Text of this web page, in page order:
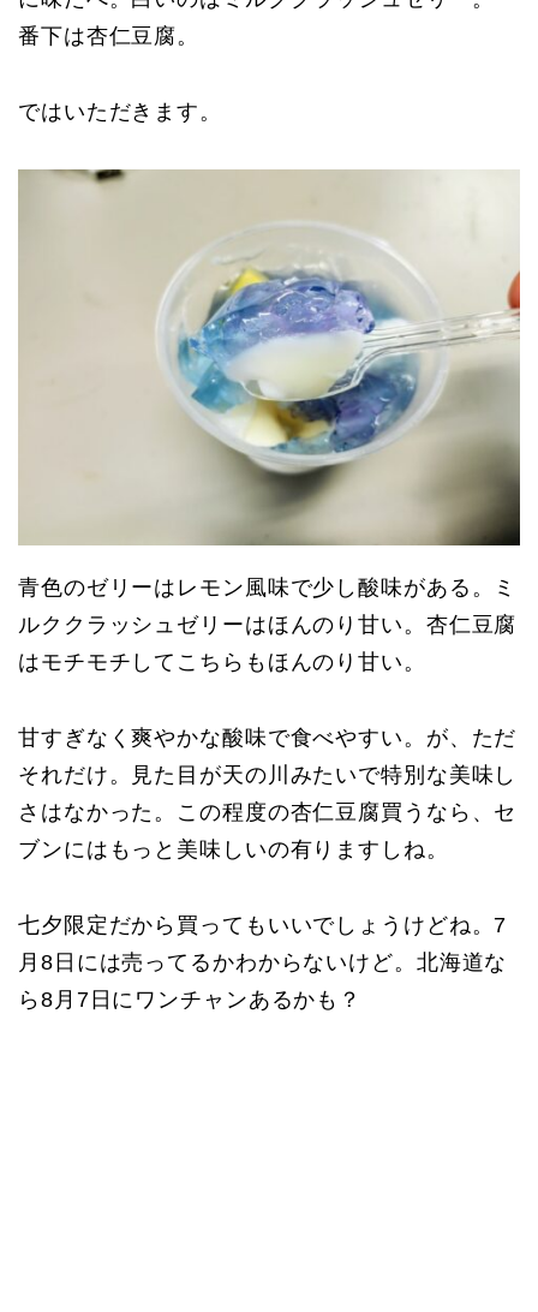
番下は杏仁豆腐。
ではいただきます。
青色のゼリーはレモン風味で少し酸味がある。ミ
ルククラッシュゼリーはほんのり甘い。杏仁豆腐
はモチモチしてこちらもほんのり甘い。
甘すぎなく爽やかな酸味で食べやすい。が、ただ
それだけ。見た目が天の川みたいで特別な美味し
さはなかった。この程度の杏仁豆腐買うなら、セ
ブンにはもっと美味しいの有りますしね。
七夕限定だから買ってもいいでしょうけどね。7
月8日には売ってるかわからないけど。北海道な
ら8月7日にワンチャンあるかも？